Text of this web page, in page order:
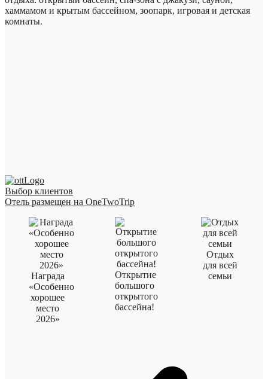
хаммамом и крытым бассейном, зоопарк, игровая и детская
комнаты.
Выбор клиентов
Отель размещен на OneTwoTrip
Награда
«Особенно
хорошее
место
2026»
Открытие
большого
открытого
бассейна!
Отдых
для всей
семьи